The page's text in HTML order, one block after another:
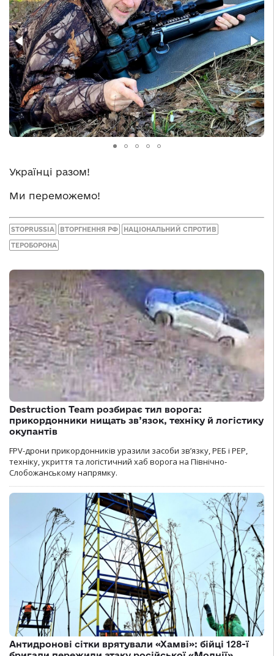
Українці разом!
Ми переможемо!
STOPRUSSIA ВТОРГНЕННЯ РФ НАЦІОНАЛЬНИЙ СПРОТИВ
ТЕРОБОРОНА
Destruction Team розбирає тил ворога:
прикордонники нищать зв’язок, техніку й логістику
окупантів
FPV-дрони прикордонників уразили засоби зв’язку, РЕБ і РЕР,
техніку, укриття та логістичний хаб ворога на Північно-
Слобожанському напрямку.
Антидронові сітки врятували «Хамві»: бійці 128-ї